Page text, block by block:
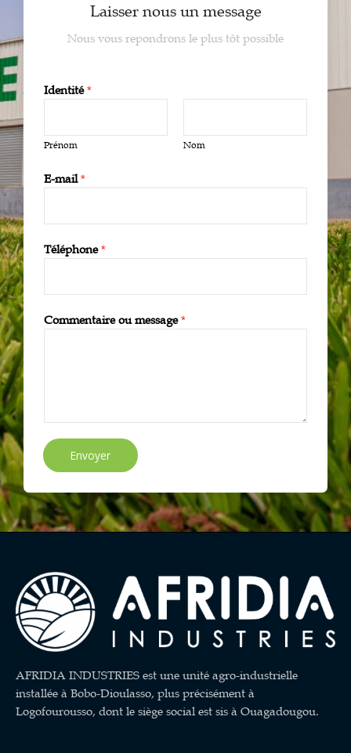
Laisser nous un message
Nous vous repondrons le plus tôt possible
Identité*
Prénom Nom
E-mail*
Téléphone*
Commentaire ou message*
Envoyer
AFRIDIA INDUSTRIES est une unité agro-industrielle
installée à Bobo-Dioulasso, plus précisément à
Logofourousso, dont le siège social est sis à Ouagadougou.